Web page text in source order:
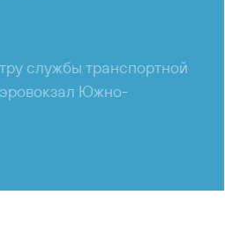
службы транспортной
Южно-